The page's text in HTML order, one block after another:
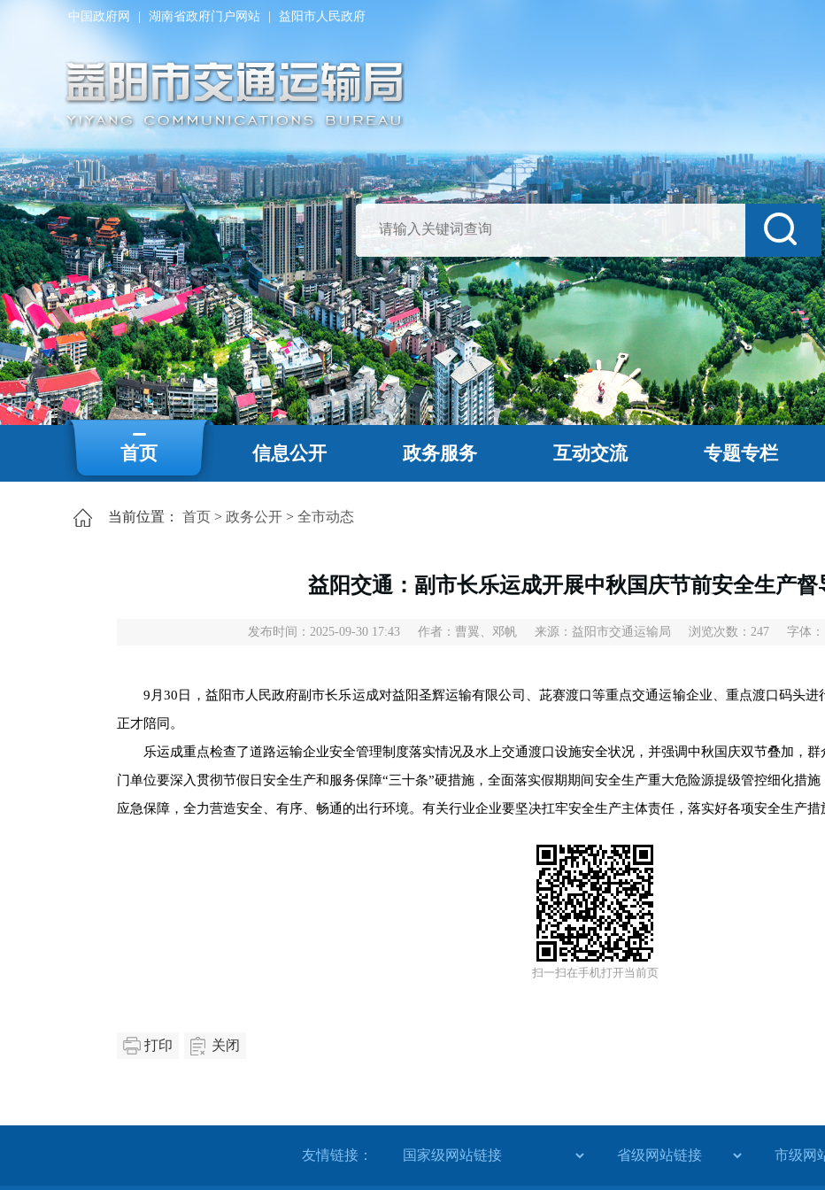
中国政府网 湖南省政府门户网站 益阳市人民政府
首页 信息公开 政务服务 互动交流 专题专栏
当前位置： 首页 > 政务公开 > 全市动态
益阳交通：副市长乐运成开展中秋国庆节前安全生产督
发布时间：2025-09-30 17:43 作者：曹翼、邓帆 来源：益阳市交通运输局 浏览次数： 247 字体：
9月30日，益阳市人民政府副市长乐运成对益阳圣辉运输有限公司、茈赛渡口等重点交通运输企业、重点渡口码头进
正才陪同 。
乐运成重点检查了道路运输企业安全管理制度落实情况及水上交通渡口设施安全状况，并强调中秋国庆双节叠加，群
门单位要深入贯彻节假日安全生产和服务保障“三十条”硬措施，全面落实假期期间安全生产重大危险源提级管控细化措
应急保障，全力营造安全、有序、畅通的出行环境。有关行业企业要坚决扛牢安全生产主体责任，落实好各项安全生产措
扫一扫在手机打开当前页
打印 关闭
友情链接：